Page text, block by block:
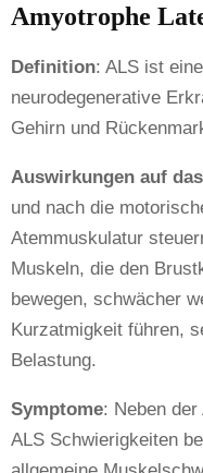
Amyotrophe
Definition: ALS ist
neurodegenerative
Gehirn und
Auswirkungen auf
und nach die
Atemmuskulatur
Muskeln, die den
bewegen, schwächer
Kurzatmigkeit führen,
Belastung.
Symptome: Neben
ALS Schwierigkeiten